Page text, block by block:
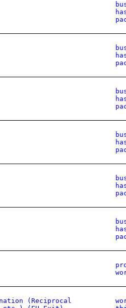
(Reciprocal